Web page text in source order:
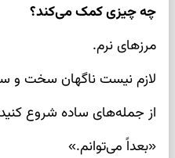
چه چیزی کمک می‌کند؟
مرزهای نرم.
لازم نیست ناگهان سخت و
از جمله‌های ساده شروع
«بعداً می‌توانم.»